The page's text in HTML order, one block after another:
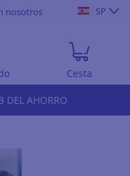
nosotros SP
Cesta
DEL AHORRO